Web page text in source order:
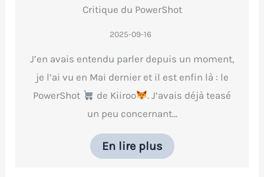
Critique du PowerShot
2025-09-16
J’en avais entendu parler depuis un moment,
je l’ai vu en Mai dernier et il est enfin là : le
PowerShot
de Kiiroo
. J’avais déjà teasé
un peu concernant…
En lire plus